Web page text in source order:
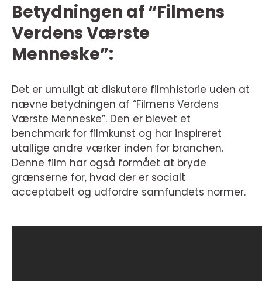
Betydningen af “Filmens
Verdens Værste
Menneske”:
Det er umuligt at diskutere filmhistorie uden at
nævne betydningen af “Filmens Verdens
Værste Menneske”. Den er blevet et
benchmark for filmkunst og har inspireret
utallige andre værker inden for branchen.
Denne film har også formået at bryde
grænserne for, hvad der er socialt
acceptabelt og udfordre samfundets normer.